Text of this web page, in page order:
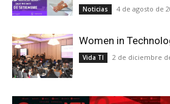
Noticias 4 de agosto de
Women in
Vida TI 2 de diciembre